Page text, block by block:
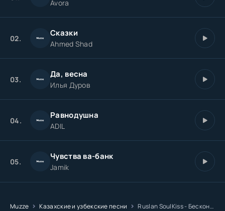
Без тебя мне дышать нелегко
Мои чувства к тебе бесконечные
Словно звёзды над нами беспечные
Avora
02. Сказки
Ahmed Shad
03. Да, весна
Илья Дуров
04. Равнодушна
ADIL
05. Чувства ва-банк
Jamik
Muzze Казахские и узбекские песни Ruslan SoulKiss - Бесконечные чувства